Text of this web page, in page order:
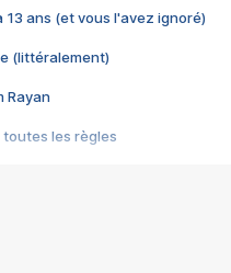
13 ans (et vous l'avez ignoré)
(littéralement)
Rayan
toutes les règles